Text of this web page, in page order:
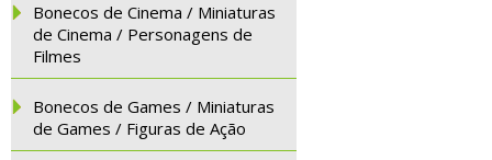
Bonecos de Cinema / Miniaturas
de Cinema / Personagens de
Filmes
Bonecos de Games / Miniaturas
de Games / Figuras de Ação